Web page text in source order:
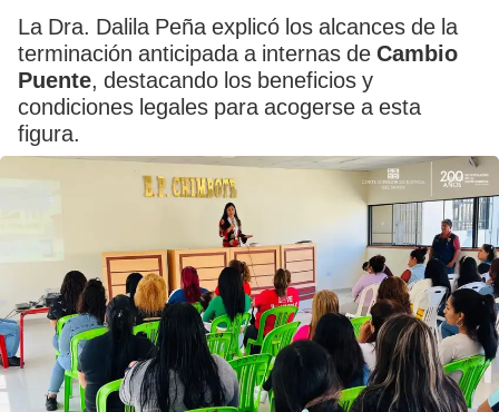
La Dra. Dalila Peña explicó los alcances de la
terminación anticipada a internas de Cambio
Puente, destacando los beneficios y
condiciones legales para acogerse a esta
figura.